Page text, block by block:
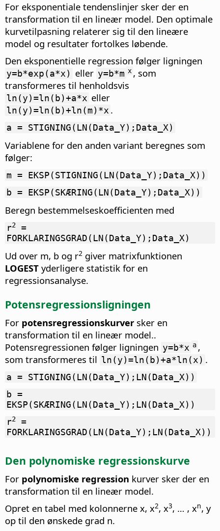
For eksponentiale tendenslinjer sker der en
transformation til en lineær model. Den optimale
kurvetilpasning relaterer sig til den lineære
model og resultater fortolkes løbende.
Den eksponentielle regression følger ligningen
y=b*exp(a*x) eller y=b*m x , som
transformeres til henholdsvis
ln(y)=ln(b)+a*x eller
ln(y)=ln(b)+ln(m)*x .
a = STIGNING(LN(Data_Y);Data_X)
Variablene for den anden variant beregnes som
følger:
m = EKSP(STIGNING(LN(Data_Y);Data_X))
b = EKSP(SKÆRING(LN(Data_Y);Data_X))
Beregn bestemmelseskoefficienten med
r2
=
FORKLARINGSGRAD(LN(Data_Y);Data_X)
Ud over m, b og r2 giver matrixfunktionen
LOGEST yderligere statistik for en
regressionsanalyse.
Potensregressionsligningen
For potensregressionskurver sker en
transformation til en lineær model..
Potensregressionen følger ligningen y=b*x a ,
som transformeres til ln(y)=ln(b)+a*ln(x) .
a = STIGNING(LN(Data_Y);LN(Data_X))
b =
EKSP(SKÆRING(LN(Data_Y);LN(Data_X))
r2
=
FORKLARINGSGRAD(LN(Data_Y);LN(Data_X))
Den polynomiske regressionskurve
For polynomiske regression kurver sker der en
transformation til en lineær model.
Opret en tabel med kolonnerne x, x2, x3, … , xn, y
op til den ønskede grad n.